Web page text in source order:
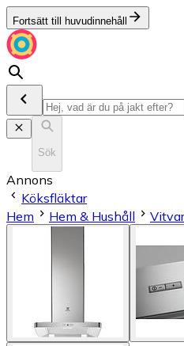
Fortsätt till huvudinnehåll
Sök
Annons
Köksfläktar
Hem
Hem & Hushåll